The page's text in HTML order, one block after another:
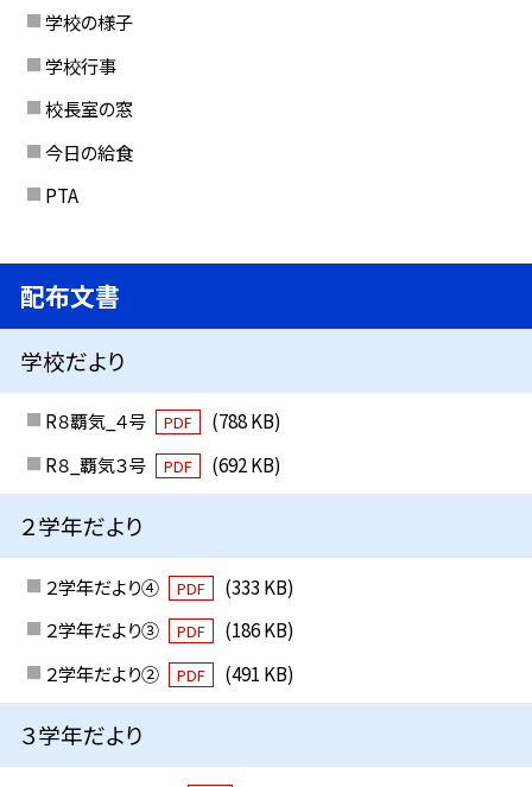
学校の様子
学校行事
校長室の窓
今日の給食
PTA
配布文書
学校だより
R８覇気_４号 PDF
(788 KB)
R８_覇気３号
PDF (692 KB)
２学年だより
２学年だより④ PDF
(333 KB)
２学年だより③
PDF
(186 KB)
２学年だより②
PDF (491 KB)
３学年だより